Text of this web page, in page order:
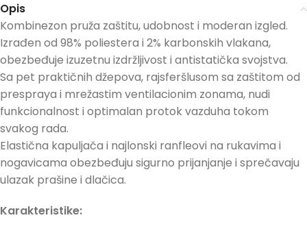
Opis
Kombinezon pruža zaštitu, udobnost i moderan izgled.
Izrađen od 98% poliestera i 2% karbonskih vlakana,
obezbeđuje izuzetnu izdržljivost i antistatička svojstva.
Sa pet praktičnih džepova, rajsferšlusom sa zaštitom od
prespraya i mrežastim ventilacionim zonama, nudi
funkcionalnost i optimalan protok vazduha tokom
svakog rada.
Elastična kapuljača i najlonski ranfleovi na rukavima i
nogavicama obezbeđuju sigurno prijanjanje i sprečavaju
ulazak prašine i dlačica.
Karakteristike: